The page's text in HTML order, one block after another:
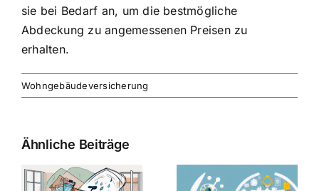
sie bei Bedarf an, um die bestmögliche
Abdeckung zu angemessenen Preisen zu
erhalten.
Wohngebäudeversicherung
Ähnliche Beiträge